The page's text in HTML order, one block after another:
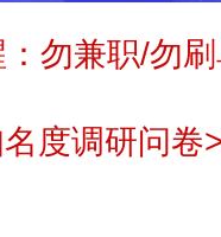
勿兼职/勿
度调研问卷